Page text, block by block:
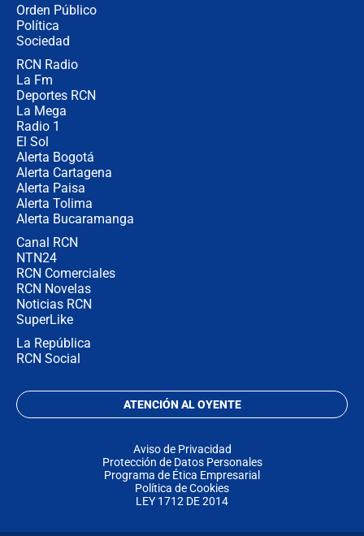
Orden Público
Política
Sociedad
RCN Radio
La Fm
Deportes RCN
La Mega
Radio 1
El Sol
Alerta Bogotá
Alerta Cartagena
Alerta Paisa
Alerta Tolima
Alerta Bucaramanga
Canal RCN
NTN24
RCN Comerciales
RCN Novelas
Noticias RCN
SuperLike
La República
RCN Social
ATENCIÓN AL OYENTE
Aviso de Privacidad
Protección de Datos Personales
Programa de Ética Empresarial
Política de Cookies
LEY 1712 DE 2014